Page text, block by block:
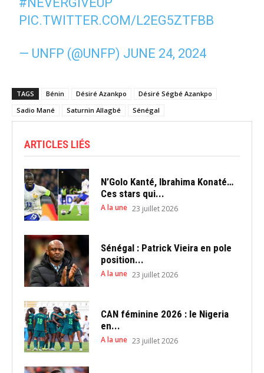
PIC.TWITTER.COM/L2EG5ZTFBB
— UNFP (@UNFP) JUNE 24, 2024
TAGS Bénin Désiré Azankpo
Désiré Ségbé Azankpo
Sadio Mané
Saturnin Allagbé Sénégal
ARTICLES LIÉS
N’Golo Kanté, Ibrahima Konaté…
Ces stars qui...
A la une 23 juillet 2026
Sénégal : Patrick Vieira en pole
position...
A la une 23 juillet 2026
CAN féminine 2026 : le Nigeria
en...
A la une 23 juillet 2026